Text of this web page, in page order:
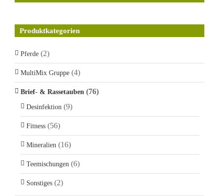
Produktkategorien
Pferde (2)
MultiMix Gruppe (4)
Brief- & Rassetauben (76)
Desinfektion (9)
Fitness (56)
Mineralien (16)
Teemischungen (6)
Sonstiges (2)